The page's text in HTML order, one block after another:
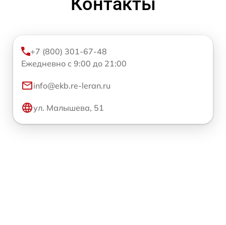
+7 (800) 301-67-48
Ежедневно с 9:00 до 21:00
info@ekb.re-leran.ru
ул. Малышева, 51